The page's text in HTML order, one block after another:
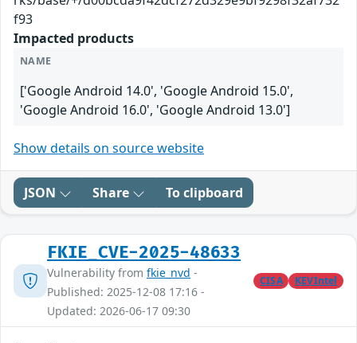
f93
Impacted products
NAME
['Google Android 14.0', 'Google Android 15.0',
'Google Android 16.0', 'Google Android 13.0']
Show details on source website
JSON Share To clipboard
FKIE_CVE-2025-48633
Vulnerability from fkie_nvd -
Published: 2025-12-08 17:16 -
Updated: 2026-06-17 09:30
CISA KEVIntel